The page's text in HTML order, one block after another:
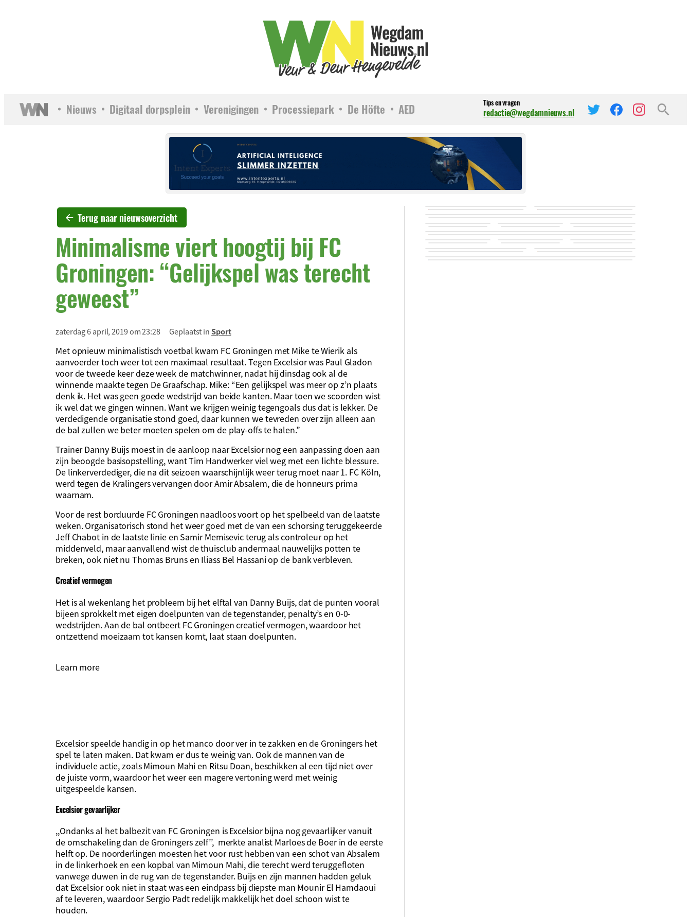
Nieuws Digitaal dorpsplein Verenigingen Processiepark De Höfte AED Tips en vragen
redactie@wegdamnieuws.nl
Terug naar nieuwsoverzicht
Minimalisme viert hoogtij bij FC
Groningen: “Gelijkspel was terecht
geweest”
zaterdag 6 april, 2019 om 23:28 Geplaatst inSport
Met opnieuw minimalistisch voetbal kwam FC Groningen met Mike te Wierik als
aanvoerder toch weer tot een maximaal resultaat. Tegen Excelsior was Paul Gladon
voor de tweede keer deze week de matchwinner, nadat hij dinsdag ook al de
winnende maakte tegen De Graafschap. Mike: “Een gelijkspel was meer op z’n plaats
denk ik. Het was geen goede wedstrijd van beide kanten. Maar toen we scoorden wist
ik wel dat we gingen winnen. Want we krijgen weinig tegengoals dus dat is lekker. De
verdedigende organisatie stond goed, daar kunnen we tevreden over zijn alleen aan
de bal zullen we beter moeten spelen om de play-offs te halen.”
Trainer Danny Buijs moest in de aanloop naar Excelsior nog een aanpassing doen aan
zijn beoogde basisopstelling, want Tim Handwerker viel weg met een lichte blessure.
De linkerverdediger, die na dit seizoen waarschijnlijk weer terug moet naar 1. FC Köln,
werd tegen de Kralingers vervangen door Amir Absalem, die de honneurs prima
waarnam.
Voor de rest borduurde FC Groningen naadloos voort op het spelbeeld van de laatste
weken. Organisatorisch stond het weer goed met de van een schorsing teruggekeerde
Jeff Chabot in de laatste linie en Samir Memisevic terug als controleur op het
middenveld, maar aanvallend wist de thuisclub andermaal nauwelijks potten te
breken, ook niet nu Thomas Bruns en Iliass Bel Hassani op de bank verbleven.
Creatief vermogen
Het is al wekenlang het probleem bij het elftal van Danny Buijs, dat de punten vooral
bijeen sprokkelt met eigen doelpunten van de tegenstander, penalty’s en 0-0-
wedstrijden. Aan de bal ontbeert FC Groningen creatief vermogen, waardoor het
ontzettend moeizaam tot kansen komt, laat staan doelpunten.
Learn more
Excelsior speelde handig in op het manco door ver in te zakken en de Groningers het
spel te laten maken. Dat kwam er dus te weinig van. Ook de mannen van de
individuele actie, zoals Mimoun Mahi en Ritsu Doan, beschikken al een tijd niet over
de juiste vorm, waardoor het weer een magere vertoning werd met weinig
uitgespeelde kansen.
Excelsior gevaarlijker
,,Ondanks al het balbezit van FC Groningen is Excelsior bijna nog gevaarlijker vanuit
de omschakeling dan de Groningers zelf’’, merkte analist Marloes de Boer in de eerste
helft op. De noorderlingen moesten het voor rust hebben van een schot van Absalem
in de linkerhoek en een kopbal van Mimoun Mahi, die terecht werd teruggefloten
vanwege duwen in de rug van de tegenstander. Buijs en zijn mannen hadden geluk
dat Excelsior ook niet in staat was een eindpass bij diepste man Mounir El Hamdaoui
af te leveren, waardoor Sergio Padt redelijk makkelijk het doel schoon wist te
houden.